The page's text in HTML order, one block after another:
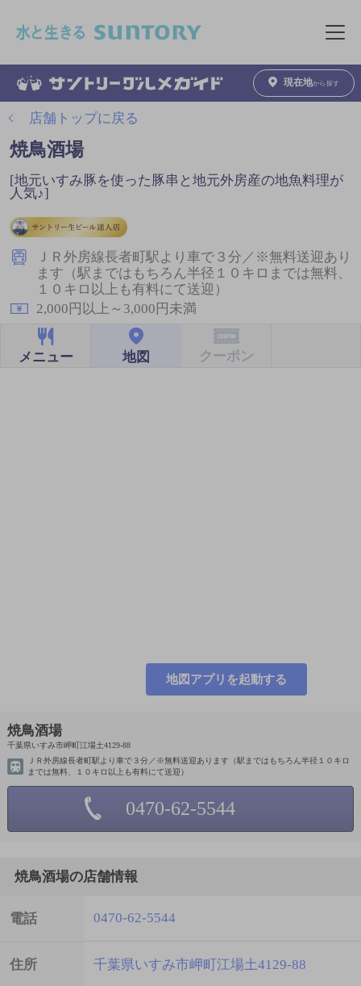
メニュ
現在地から探す
店舗トップに戻る
焼鳥酒場
[地元いすみ豚を使った豚串と地元外房産の地魚料理が
人気♪]
ＪＲ外房線長者町駅より車で３分／※無料送迎あり
ます（駅まではもちろん半径１０キロまでは無料、
１０キロ以上も有料にて送迎）
2,000円以上～3,000円未満
メニュー 地図 クーポン
地図アプリを起動する
焼鳥酒場
千葉県いすみ市岬町江場土4129-88
ＪＲ外房線長者町駅より車で３分／※無料送迎あります（駅まではもちろん半径１０キロ
までは無料、１０キロ以上も有料にて送迎）
0470-62-5544
焼鳥酒場の店舗情報
電話 0470-62-5544
住所 千葉県いすみ市岬町江場土4129-88